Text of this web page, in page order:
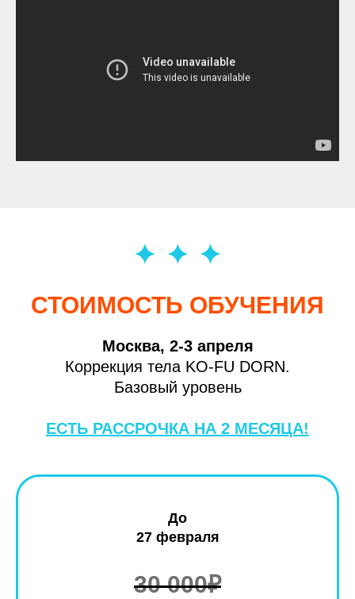
СТОИМОСТЬ ОБУЧЕНИЯ
Москва, 2-3 апреля
Коррекция тела KO-FU DORN.
Базовый уровень
ЕСТЬ РАССРОЧКА НА 2 МЕСЯЦА!
До
27 февраля
30 000₽